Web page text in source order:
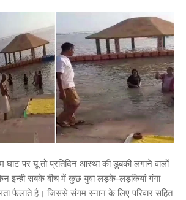
पर यू तो प्रतिदिन आस्था की डुबकी लगाने वालों
इन्ही सबके बीच में कुछ युवा लड़के-लड़कियां गंगा
फैलाते है। जिससे संगम स्नान के लिए परिवार सहित